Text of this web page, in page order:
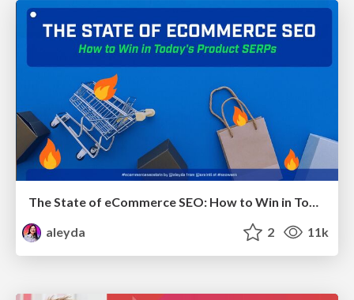
The State of eCommerce SEO: How to Win in Today's Products SERPs - #SEOweek
aleyda
2 11k